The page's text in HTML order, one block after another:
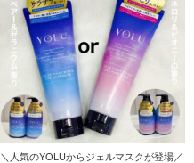
＼人気のYOLUからジェルマスクが登場／